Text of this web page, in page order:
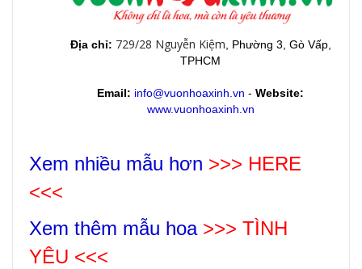
Địa chỉ: 729/28 Nguyễn Kiệm , Phường 3, Gò Vấp,
TPHCM
Email: info@vuonhoaxinh.vn - Website:
www.vuonhoaxinh.vn
Xem nhiều mẫu hơn >>> HERE
<<<
Xem thêm mẫu hoa >>> TÌNH
YÊU <<<